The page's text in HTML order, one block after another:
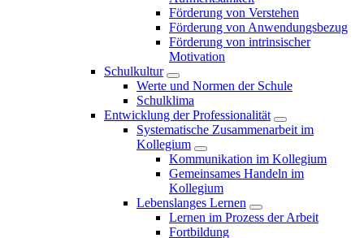
Förderung von Verstehen
Förderung von Anwendungsbezug
Förderung von intrinsischer
Motivation
Schulkultur
Werte und Normen der Schule
Schulklima
Entwicklung der Professionalität
Systematische Zusammenarbeit im
Kollegium
Kommunikation im Kollegium
Gemeinsames Handeln im
Kollegium
Lebenslanges Lernen
Lernen im Prozess der Arbeit
Fortbildung